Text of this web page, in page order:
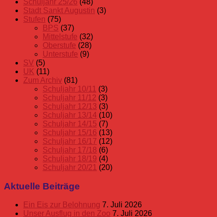
Stadt Sankt Augustin (3)
Stufen (75)
BPS (37)
Mittelstufe (32)
Oberstufe (28)
Unterstufe (9)
SV (5)
UK (11)
Zum Archiv (81)
Schuljahr 10/11 (3)
Schuljahr 11/12 (3)
Schuljahr 12/13 (3)
Schuljahr 13/14 (10)
Schuljahr 14/15 (7)
Schuljahr 15/16 (13)
Schuljahr 16/17 (12)
Schuljahr 17/18 (6)
Schuljahr 18/19 (4)
Schuljahr 20/21 (20)
Aktuelle Beiträge
Ein Eis zur Belohnung 7. Juli 2026
Unser Ausflug in den Zoo 7. Juli 2026